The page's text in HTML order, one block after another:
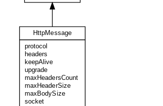
HttpMessage
protocol
headers
keepAlive
upgrade
maxHeadersCount
maxHeaderSize
maxBodySize
socket